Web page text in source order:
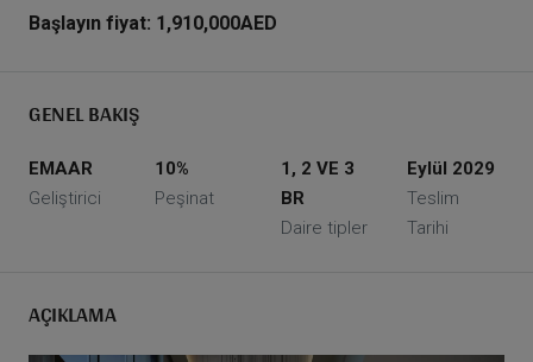
Başlayın fiyat: 1,910,000AED
GENEL BAKIŞ
EMAAR
Geliştirici
10%
Peşinat
1, 2 VE 3
BR
Daire tipler
Eylül 2029
Teslim
Tarihi
AÇIKLAMA